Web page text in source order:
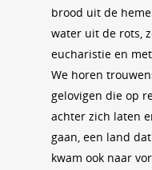
brood uit de
water uit de rots,
eucharistie en
We horen
gelovigen die op
achter zich laten
gaan, een land
kwam ook naar